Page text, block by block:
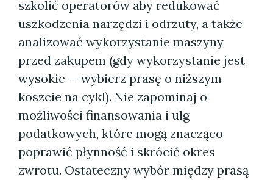
szkolić operatorów aby redukować
uszkodzenia narzędzi i odrzuty, a także
analizować wykorzystanie maszyny
przed zakupem (gdy wykorzystanie jest
wysokie — wybierz prasę o niższym
koszcie na cykl). Nie zapominaj o
możliwości finansowania i ulg
podatkowych, które mogą znacząco
poprawić płynność i skrócić okres
zwrotu. Ostateczny wybór między prasą